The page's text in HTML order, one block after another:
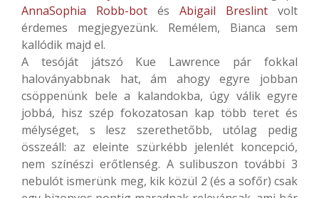
AnnaSophia Robb-bot és Abigail Breslint volt
érdemes megjegyezünk. Remélem, Bianca sem
kallódik majd el.
A tesóját játszó Kue Lawrence pár fokkal
haloványabbnak hat, ám ahogy egyre jobban
csöppenünk bele a kalandokba, úgy válik egyre
jobbá, hisz szép fokozatosan kap több teret és
mélységet, s lesz szerethetőbb, utólag pedig
összeáll: az eleinte szürkébb jelenlét koncepció,
nem színészi erőtlenség. A sulibuszon további 3
nebulót ismerünk meg, kik közül 2 (és a sofőr) csak